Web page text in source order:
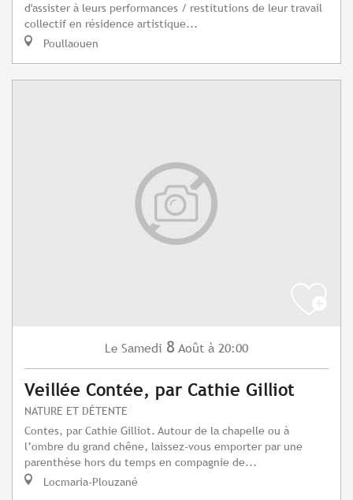
d'assister à leurs performances / restitutions de leur travail
collectif en résidence artistique...
Poullaouen
Le Samedi 8 Août à 20:00
Veillée Contée, par Cathie Gilliot
NATURE ET DÉTENTE
Contes, par Cathie Gilliot. Autour de la chapelle ou à
l’ombre du grand chêne, laissez-vous emporter par une
parenthèse hors du temps en compagnie de...
Locmaria-Plouzané